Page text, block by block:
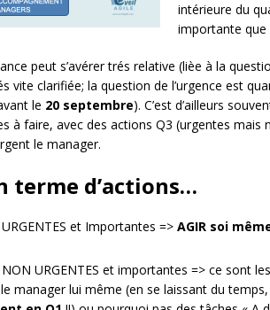
intérieure du
importante que
peut s’avérer trés relative (lièe à la
vite clarifiée; la question de l’urgence est
le 20 septembre). C’est d’ailleurs
à faire, avec des actions Q3 (urgentes
le manager.
terme d’actions…
et Importantes => AGIR soi
URGENTES et importantes => ce sont
manager lui même (en se laissant du temps,